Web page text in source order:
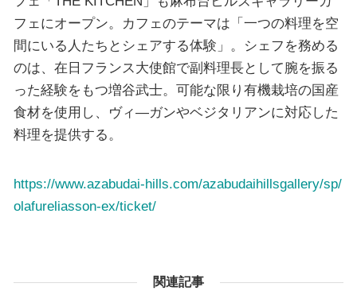
フェにオープン。カフェのテーマは「一つの料理を空
間にいる人たちとシェアする体験」。シェフを務める
のは、在日フランス大使館で副料理長として腕を振る
った経験をもつ増谷武士。可能な限り有機栽培の国産
食材を使用し、ヴィ―ガンやベジタリアンに対応した
料理を提供する。
https://www.azabudai-hills.com/azabudaihillsgallery/sp/
olafureliasson-ex/ticket/
関連記事